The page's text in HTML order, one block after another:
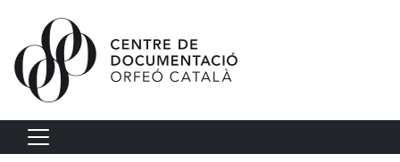
Vés al contingut
Navegació principal